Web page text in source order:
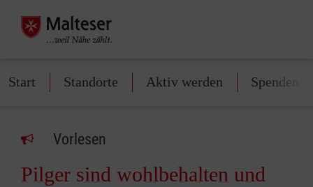
Start Standorte Aktiv werden Spenden
Vorlesen
Pilger sind wohlbehalten und